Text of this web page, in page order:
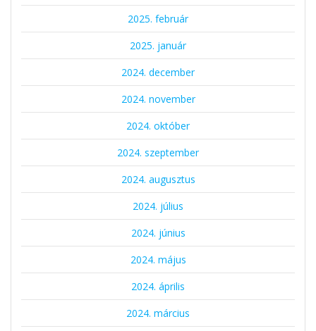
2025. február
2025. január
2024. december
2024. november
2024. október
2024. szeptember
2024. augusztus
2024. július
2024. június
2024. május
2024. április
2024. március